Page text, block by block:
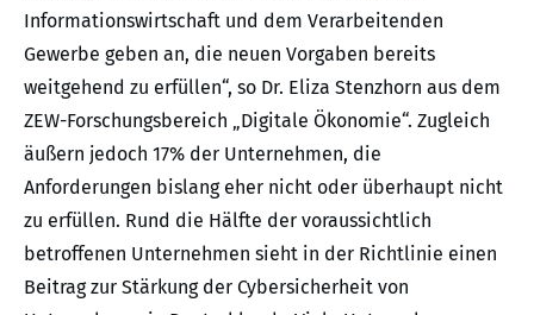
Informationswirtschaft und dem Verarbeitenden
Gewerbe geben an, die neuen Vorgaben bereits
weitgehend zu erfüllen“, so Dr. Eliza Stenzhorn aus dem
ZEW-Forschungsbereich „Digitale Ökonomie“. Zugleich
äußern jedoch 17% der Unternehmen, die
Anforderungen bislang eher nicht oder überhaupt nicht
zu erfüllen. Rund die Hälfte der voraussichtlich
betroffenen Unternehmen sieht in der Richtlinie einen
Beitrag zur Stärkung der Cybersicherheit von